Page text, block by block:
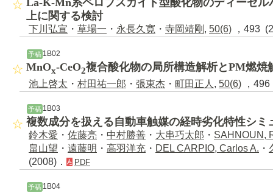
La-K-Mn系ペロブスカイト型酸化物のディーゼ
上に関する検討
下川弘宣 ・ 草場一 ・ 永長久寛 ・ 寺岡靖剛 , 50(6) ，493
予稿 1B02
MnOx-CeO2複合酸化物の局所構造解析とPM燃焼
池上啓太 ・ 村田祐一郎 ・ 張東杰 ・ 町田正人 , 50(6) ，
予稿1B03
複数成分を扱える自動車触媒の経時劣化特性シミ
鈴木愛 ・ 佐藤亮 ・ 中村勝善 ・ 大串巧太郎 ・ SAHNOUN,
畠山望 ・ 遠藤明 ・ 高羽洋充 ・ DEL CARPIO, Carlos A. ・
(2008)．
PDF
予稿 1B04